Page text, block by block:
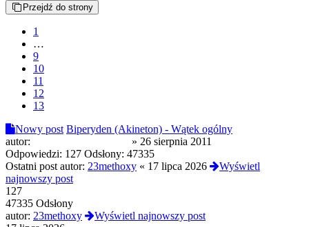
Przejdź do strony
1
…
9
10
11
12
13
Nowy post Biperyden (Akineton) - Wątek ogólny
autor:
» 26 sierpnia 2011
Odpowiedzi: 127 Odsłony: 47335
Ostatni post autor: 23methoxy « 17 lipca 2026
Wyświetl
najnowszy post
127
47335 Odsłony
autor: 23methoxy
Wyświetl najnowszy post